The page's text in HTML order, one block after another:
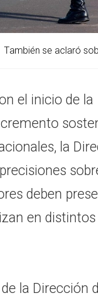
También se aclaró
el inicio de la
la
deben
en
la Dirección